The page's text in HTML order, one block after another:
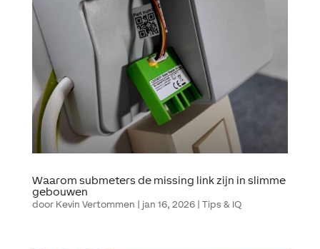
Waarom submeters de missing link zijn in slimme
gebouwen
door Kevin Vertommen | jan 16, 2026| Tips & IQ